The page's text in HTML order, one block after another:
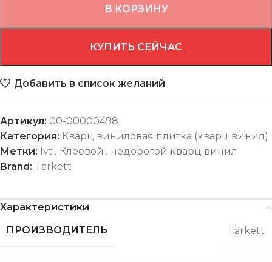
В КОРЗИНУ
КУПИТЬ СЕЙЧАС
Добавить в список желаний
Артикул: 00-00000498
Категория: Кварц виниловая плитка (кварц винил)
Метки: lvt , Клеевой , недорогой кварц винил
Brand: Tarkett
Характеристики
ПРОИЗВОДИТЕЛЬ
Tarkett